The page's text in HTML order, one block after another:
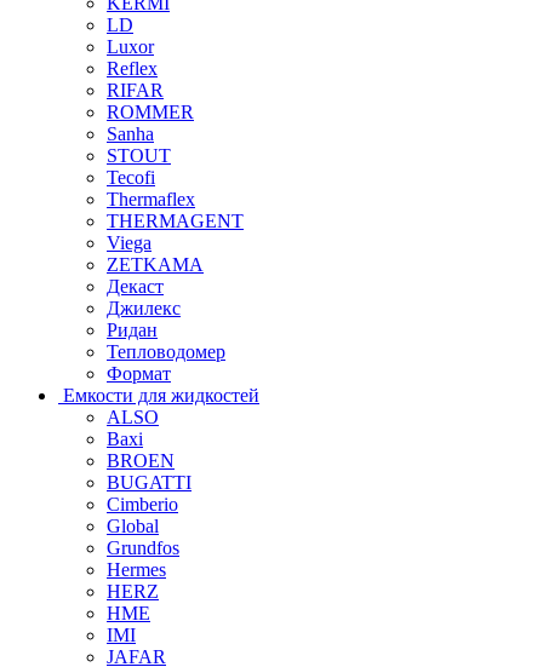
LD
Luxor
Reflex
RIFAR
ROMMER
Sanha
STOUT
Tecofi
Thermaflex
THERMAGENT
Viega
ZETKAMA
Декаст
Джилекс
Ридан
Тепловодомер
Формат
Емкости для жидкостей
ALSO
Baxi
BROEN
BUGATTI
Cimberio
Global
Grundfos
Hermes
HERZ
HME
IMI
JAFAR